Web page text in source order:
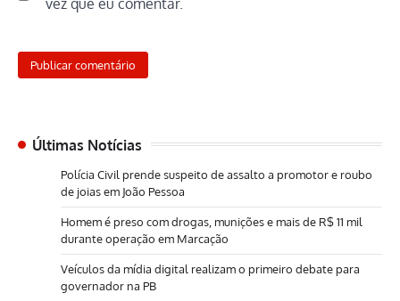
vez que eu comentar.
Últimas Notícias
Polícia Civil prende suspeito de assalto a promotor e roubo
de joias em João Pessoa
Homem é preso com drogas, munições e mais de R$ 11 mil
durante operação em Marcação
Veículos da mídia digital realizam o primeiro debate para
governador na PB